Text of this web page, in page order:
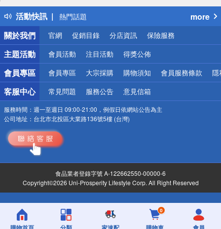
活動快訊
得獎公告
熱門話題
銀行優惠
偏遠地區配送
詐騙網頁！請小心！
more
關於我們
官網 促銷目錄 分店資訊 保險服務
主題活動 會員活動 注目活動 得獎公佈
會員專區 會員專區 大宗採購 購物須知 會員服務條款 隱
客服中心 常見問題 服務公告 意見信箱
服務時間： 週一至週日 09:00-21:00，例假日依網站公告為主
公司地址： 台北市北投區大業路136號5樓 (台灣)
食品業者登錄字號 A-122662550-00000-6
Copyright©2026 Uni-Prosperity Lifestyle Corp. All Right Reserved
0